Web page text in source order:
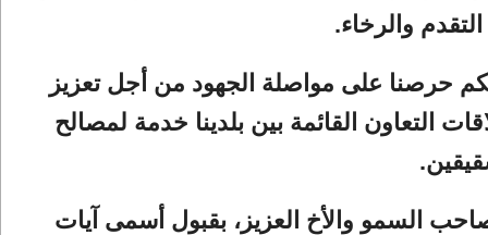
والرخاء.
حرصنا على مواصلة الجهود من أجل تعزيز
التعاون القائمة بين بلدينا خدمة لمصالح
السمو والأخ العزيز، بقبول أسمى آيات